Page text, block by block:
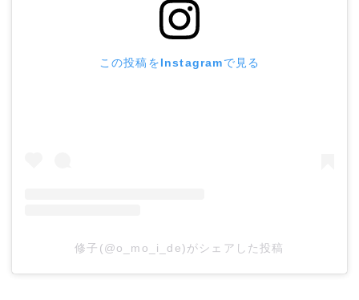
この投稿をInstagramで見る
修子(@o_mo_i_de)がシェアした投稿